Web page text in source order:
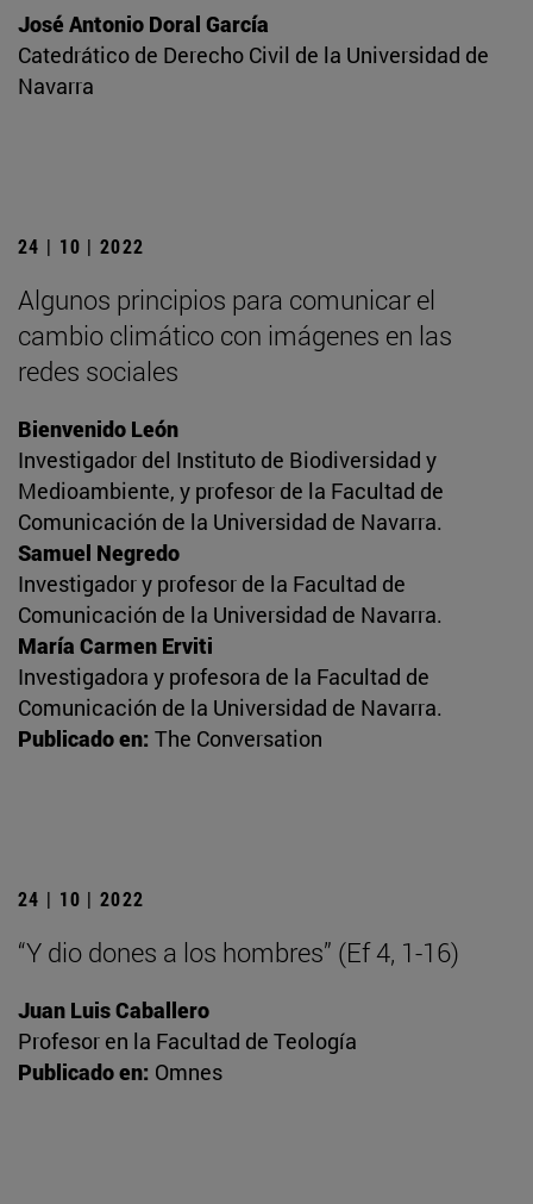
José Antonio Doral García
Catedrático de Derecho Civil de la Universidad de
Navarra
24 | 10 | 2022
Algunos principios para comunicar el
cambio climático con imágenes en las
redes sociales
Bienvenido León
Investigador del Instituto de Biodiversidad y
Medioambiente, y profesor de la Facultad de
Comunicación de la Universidad de Navarra.
Samuel Negredo
Investigador y profesor de la Facultad de
Comunicación de la Universidad de Navarra.
María Carmen Erviti
Investigadora y profesora de la Facultad de
Comunicación de la Universidad de Navarra.
Publicado en: The Conversation
24 | 10 | 2022
“Y dio dones a los hombres” (Ef 4, 1-16)
Juan Luis Caballero
Profesor en la Facultad de Teología
Publicado en: Omnes